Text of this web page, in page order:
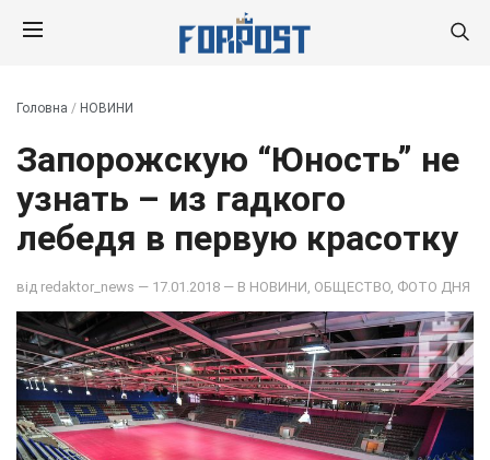
Головна / НОВИНИ
Запорожскую “Юность” не
узнать – из гадкого
лебедя в первую красотку
від redaktor_news — 17.01.2018 — В НОВИНИ ОБЩЕСТВО ФОТО ДНЯ